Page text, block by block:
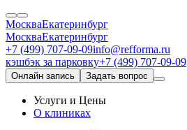
МоскваЕкатеринбург
МоскваЕкатеринбург
+7 (499) 707-09-09info@refforma.ru
кэшбэк за парковку+7 (499) 707-09-09
Онлайн запись Задать вопрос
Услуги и Цены
О клиниках